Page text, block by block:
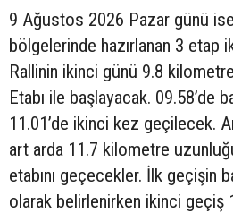
9 Ağustos 2026 Pazar günü
bölgelerinde hazırlanan 3 etap
Rallinin ikinci günü 9.8
Etabı ile başlayacak. 09.58’de
11.01’de ikinci kez geçilecek.
art arda 11.7 kilometre
etabını geçecekler. İlk geçişin
olarak belirlenirken ikinci geçiş